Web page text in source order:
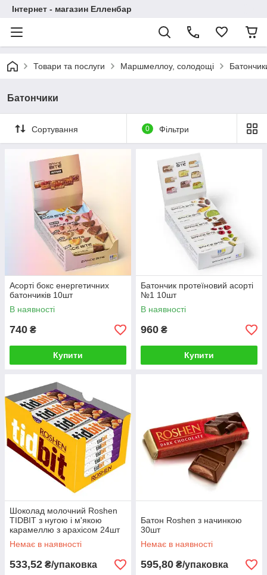
Інтернет - магазин Елленбар
Товари та послуги Маршмеллоу, солодощі
Батончики
Сортування 0 Фільтри
Асорті бокс енергетичних
батончиків 10шт
В наявності
740 ₴
Купити
Батончик протеїновий асорті
№1 10шт
В наявності
960 ₴
Купити
Шоколад молочний Roshen
TIDBIT з нугою і м'якою
карамеллю з арахісом 24шт
Немає в наявності
533,52 ₴/упаковка
Батон Roshen з начинкою
30шт
Немає в наявності
595,80 ₴/упаковка